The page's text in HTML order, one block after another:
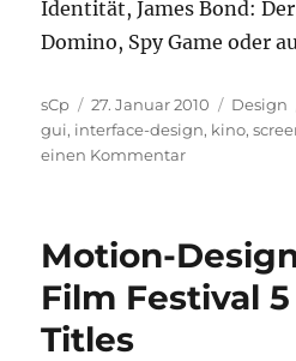
Identität, James Bond:
Domino, Spy Game oder
Autor
sCp
Veröffentlicht
am
27. Januar 2010 Design
gui, interface-design, kino,
einen Kommentarzu
Filmen
Motion-
Film Festival
Titles